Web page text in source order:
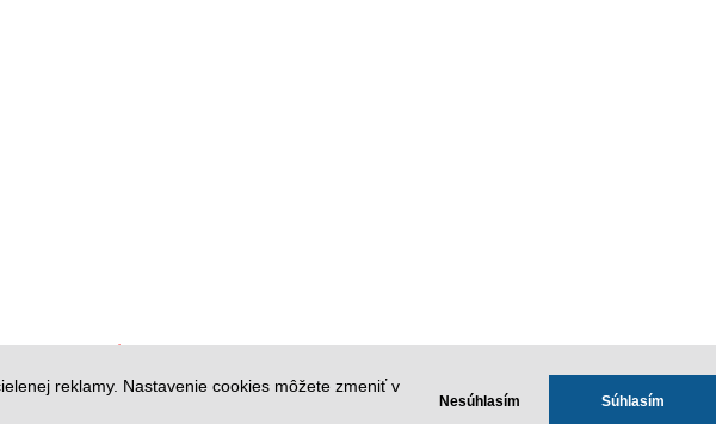
reklamy. Nastavenie cookies môžete zmeniť v
Nesúhlasím Súhlasím
predajcu !